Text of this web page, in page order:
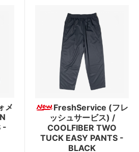
メ
-
FreshService (フレ
ッシュサービス) /
COOLFIBER TWO
TUCK EASY PANTS -
BLACK